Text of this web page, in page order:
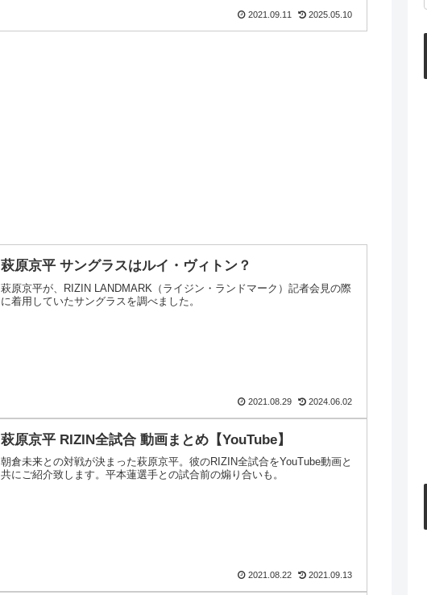
2021.09.11 2025.05.10
萩原京平 サングラスはルイ・ヴィトン？
萩原京平が、RIZIN LANDMARK（ライジン・ランドマーク）記者会見の際
に着用していたサングラスを調べました。
2021.08.29 2024.06.02
萩原京平 RIZIN全試合 動画まとめ【YouTube】
朝倉未来との対戦が決まった萩原京平。彼のRIZIN全試合をYouTube動画と
共にご紹介致します。平本蓮選手との試合前の煽り合いも。
2021.08.22 2021.09.13